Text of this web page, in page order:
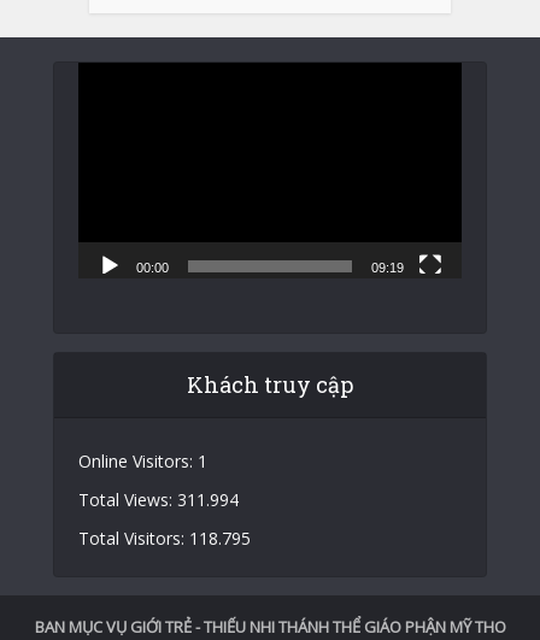
00:00 09:19
Khách truy cập
Online Visitors: 1
Total Views: 311.994
Total Visitors: 118.795
BAN MỤC VỤ GIỚI TRẺ - THIẾU NHI THÁNH THỂ GIÁO PHẬN MỸ THO